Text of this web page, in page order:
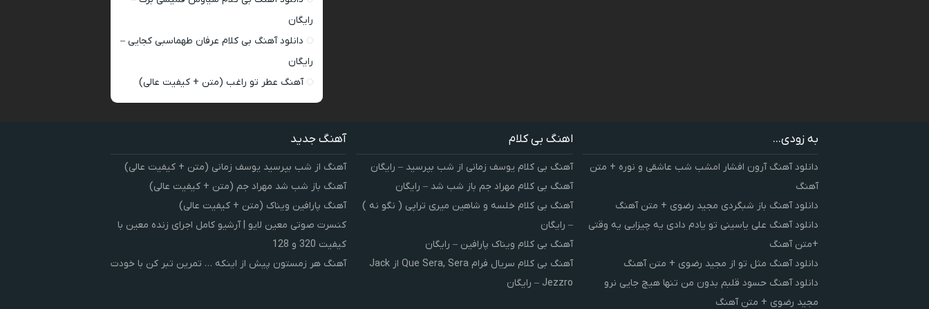
رایگان
دانلود آهنگ بی کلام عرفان طهماسبی کجایی –
رایگان
آهنگ عطر تو راغب (متن + کیفیت عالی)
به زودی...
دانلود آهنگ آرون افشار امشب شب عاشقی و نوره + متن
آهنگ
دانلود آهنگ باز شبگردی مجید رضوی + متن آهنگ
دانلود آهنگ علی یاسینی تو یادم دادی یه چیزایی یه وقتی
+متن آهنگ
دانلود آهنگ مثل تو از مجید رضوی + متن آهنگ
دانلود آهنگ حسود قلبم بدون من تنها هیچ جایی نرو
مجید رضوی + متن آهنگ
اهنگ بی کلام
آهنگ بی کلام یوسف زمانی از شب بپرسید – رایگان
آهنگ بی کلام مهراد جم باز شب شد – رایگان
آهنگ بی کلام خلسه و شاهین میری تراپی ( نگو نه )
– رایگان
آهنگ بی کلام ویناک پارافین – رایگان
آهنگ بی کلام سریال فرام Que Sera, Sera از Jack
Jezzro – رایگان
آهنگ جدید
آهنگ از شب بپرسید یوسف زمانی (متن + کیفیت عالی)
آهنگ باز شب شد مهراد جم (متن + کیفیت عالی)
آهنگ پارافین ویناک (متن + کیفیت عالی)
کنسرت صوتی معین لایو | آرشیو کامل اجرای زنده معین با
کیفیت 320 و 128
آهنگ هر زمستون پیش از اینکه … تمرین تبر کن با خودت